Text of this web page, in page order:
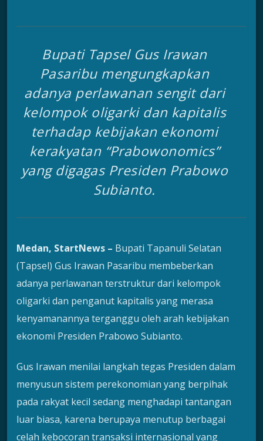
Bupati Tapsel Gus Irawan
Pasaribu mengungkapkan
adanya perlawanan sengit dari
kelompok oligarki dan kapitalis
terhadap kebijakan ekonomi
kerakyatan “Prabowonomics”
yang digagas Presiden Prabowo
Subianto.
Medan, StartNews – Bupati Tapanuli Selatan
(Tapsel) Gus Irawan Pasaribu membeberkan
adanya perlawanan terstruktur dari kelompok
oligarki dan penganut kapitalis yang merasa
kenyamanannya terganggu oleh arah kebijakan
ekonomi Presiden Prabowo Subianto.
Gus Irawan menilai langkah tegas Presiden dalam
menyusun sistem perekonomian yang berpihak
pada rakyat kecil sedang menghadapi tantangan
luar biasa, karena berupaya menutup berbagai
celah kebocoran transaksi internasional yang